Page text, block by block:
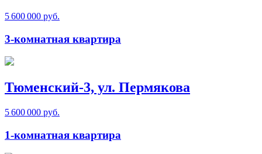
5 600 000 руб.
3-комнатная квартира
Тюменский-3, ул. Пермякова
5 600 000 руб.
1-комнатная квартира